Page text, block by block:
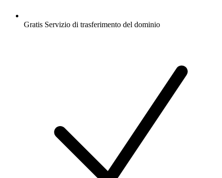
Gratis Servizio di trasferimento del dominio